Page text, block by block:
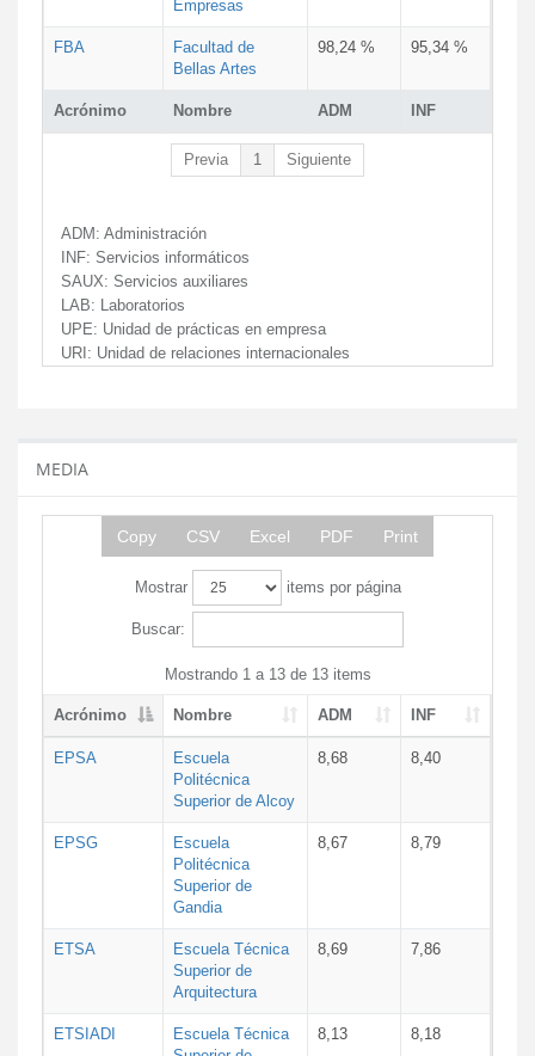
Acrónimo Nombre ADM INF
Empresas
FBA
Facultad de
Bellas Artes
98,24 % 95,34 %
Previa 1 Siguiente
ADM: Administración
INF: Servicios informáticos
SAUX: Servicios auxiliares
LAB: Laboratorios
UPE: Unidad de prácticas en empresa
URI: Unidad de relaciones internacionales
MEDIA
Copy CSV Excel PDF Print
Mostrar items por página
Buscar:
Mostrando 1 a 13 de 13 items
Acrónimo Nombre ADM INF
EPSA
Escuela
Politécnica
Superior de Alcoy
8,68 8,40
EPSG
Escuela
Politécnica
Superior de
Gandia
8,67 8,79
ETSA
Escuela Técnica
Superior de
Arquitectura
8,69 7,86
ETSIADI
Escuela Técnica
8,13 8,18